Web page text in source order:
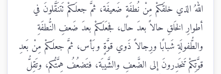
اللهُ الذي خلقَكمْ مِنْ نُطفَةٍ ضَعيفَة، ثمَّ جعلَكمْ تَتنَقَّلونَ في
أطوارِ الخَلقِ حالاً بعدَ حال، فجعَلَكمْ بعدَ ضَعفِ النُّطفَةِ
والطُّفولَةِ شَبابًا ورِجالاً ذَوي قوَّةٍ وبَأس، ثمَّ جعلَكمْ مِنْ بَعدِ
قوَّتِكمْ تَنحَدِرونَ إلى الضَّعفِ والشَّيبَة، فتَضعُفُ هِمَّتُكم، وتَقِلُّ